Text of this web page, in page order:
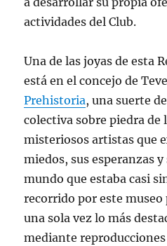
actividades del Club.
Una de las joyas de esta
está en el concejo de
Prehistoria, una suerte
colectiva sobre piedra de
misteriosos artistas que
miedos, sus esperanzas
mundo que estaba casi
recorrido por este
una sola vez lo más
mediante